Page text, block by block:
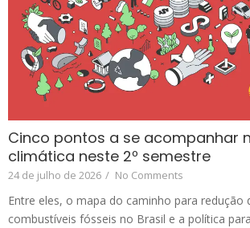
Cinco pontos a se acompanhar
climática neste 2º semestre
24 de julho de 2026 / No Comments
Entre eles, o mapa do caminho para redução
combustíveis fósseis no Brasil e a política